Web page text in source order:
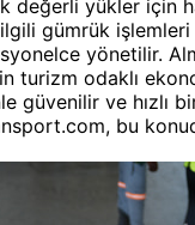
değerli yükler için
ilgili gümrük
yönetilir.
turizm odaklı
güvenilir ve hızlı
bu